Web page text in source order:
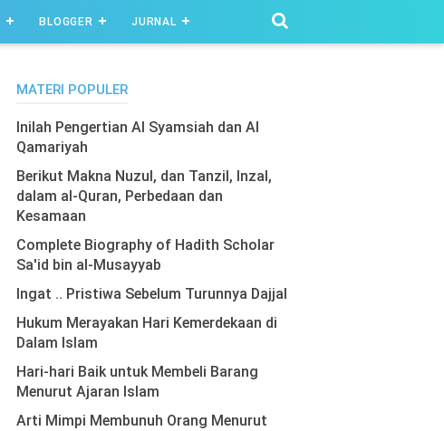
BLOGGER JURNAL
MATERI POPULER
Inilah Pengertian Al Syamsiah dan Al
Qamariyah
Berikut Makna Nuzul, dan Tanzil, Inzal,
dalam al-Quran, Perbedaan dan
Kesamaan
Complete Biography of Hadith Scholar
Sa'id bin al-Musayyab
Ingat .. Pristiwa Sebelum Turunnya Dajjal
Hukum Merayakan Hari Kemerdekaan di
Dalam Islam
Hari-hari Baik untuk Membeli Barang
Menurut Ajaran Islam
Arti Mimpi Membunuh Orang Menurut